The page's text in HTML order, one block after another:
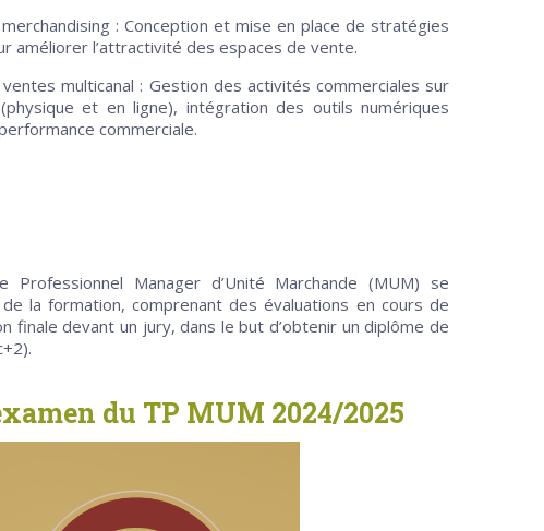
: Conception et mise en place de stratégies
améliorer l’attractivité des espaces de vente.
multicanal : Gestion des activités commerciales sur
et en ligne), intégration des outils numériques
commerciale.
Manager d’Unité Marchande (MUM) se
la formation, comprenant des évaluations en cours de
finale devant un jury, dans le but d’obtenir un diplôme de
du TP MUM 2024/2025